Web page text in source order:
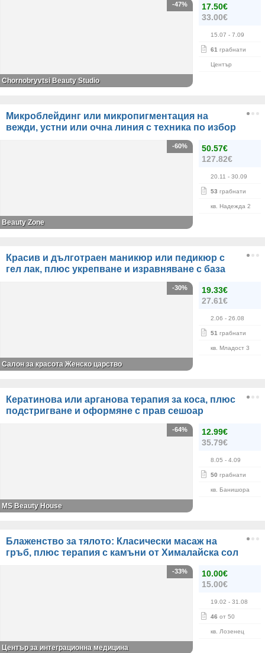
17.50€
33.00€
15.07 - 7.09
61 грабнати
Център
-47%
Chornobryvtsi Beauty Studio
Микроблейдинг или микропигментация на
вежди, устни или очна линия с техника по избор
50.57€
127.82€
20.11 - 30.09
53 грабнати
кв. Надежда 2
-60%
Beauty Zone
Красив и дълготраен маникюр или педикюр с
гел лак, плюс укрепване и изравняване с база
19.33€
27.61€
2.06 - 26.08
51 грабнати
кв. Младост 3
-30%
Салон за красота Женско царство
Кератинова или арганова терапия за коса, плюс
подстригване и оформяне с прав сешоар
12.99€
35.79€
8.05 - 4.09
50 грабнати
кв. Банишора
-64%
МS Beauty House
Блаженство за тялото: Класически масаж на
гръб, плюс терапия с камъни от Хималайска сол
10.00€
15.00€
19.02 - 31.08
46 от 50
кв. Лозенец
-33%
Център за интеграционна медицина